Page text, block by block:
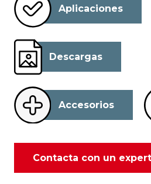
Aplicaciones
Descargas
Accesorios
Contacta con un